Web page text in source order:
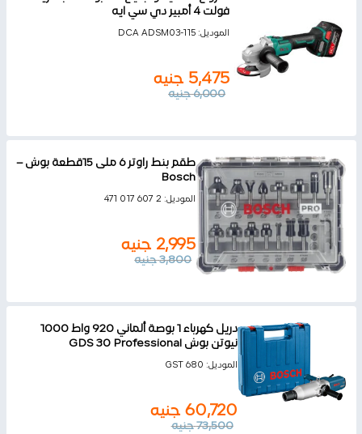
فولت 4 أمبير دي سي ايه
الموديل: DCA ADSM03-115
5,475 جنيه
6,000 جنيه
طقم بنط راوتر 6 ملى 15قطعة بوش –
Bosch
الموديل: 2 607 017 471
2,995 جنيه
3,800 جنيه
دريل كهرباء 1 بوصة ألماني 920 واط 1000
نيوتن بوش GDS 30 Professional
الموديل: GST 680
60,720 جنيه
73,500 جنيه